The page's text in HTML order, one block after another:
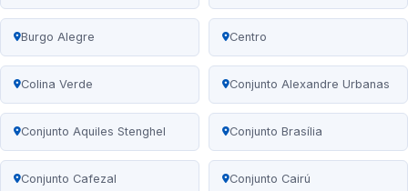
Burgo Alegre Centro
Colina Verde Conjunto Alexandre Urbanas
Conjunto Aquiles Stenghel Conjunto Brasília
Conjunto Cafezal Conjunto Cairú